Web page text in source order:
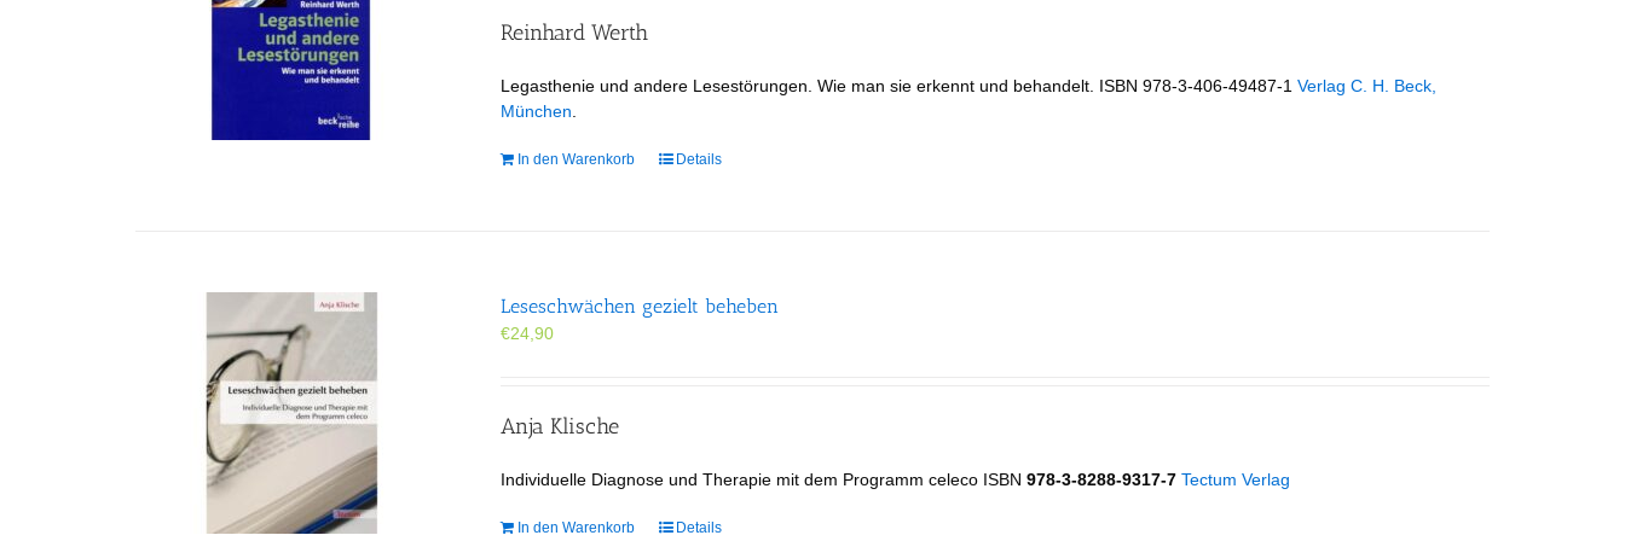
Reinhard Werth
Legasthenie und andere Lesestörungen. Wie man sie erkennt und behandelt. ISBN 978-3-406-49487-1Verlag C. H. Beck,
München
In den Warenkorb Details
Leseschwächen gezielt beheben
€24,90
Anja Klische
Individuelle Diagnose und Therapie mit dem Programm celeco ISBN 978-3-8288-9317-7Tectum Verlag
In den Warenkorb Details